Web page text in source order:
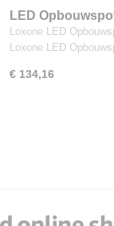
LED
Loxone LED
Loxone LED
€ 134,16